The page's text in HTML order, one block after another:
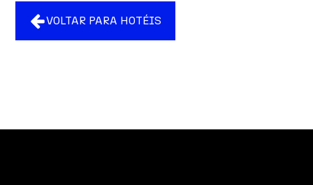
VOLTAR PARA HOTÉIS